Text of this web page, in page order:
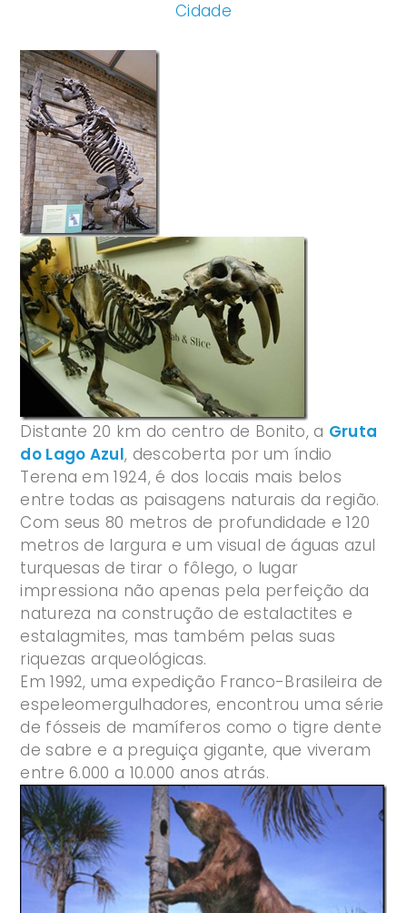
Cidade
Distante 20 km do centro de Bonito, a Gruta
do Lago Azul, descoberta por um índio
Terena em 1924, é dos locais mais belos
entre todas as paisagens naturais da região.
Com seus 80 metros de profundidade e 120
metros de largura e um visual de águas azul
turquesas de tirar o fôlego, o lugar
impressiona não apenas pela perfeição da
natureza na construção de estalactites e
estalagmites, mas também pelas suas
riquezas arqueológicas.
Em 1992, uma expedição Franco-Brasileira de
espeleomergulhadores, encontrou uma série
de fósseis de mamíferos como o tigre dente
de sabre e a preguiça gigante, que viveram
entre 6.000 a 10.000 anos atrás.